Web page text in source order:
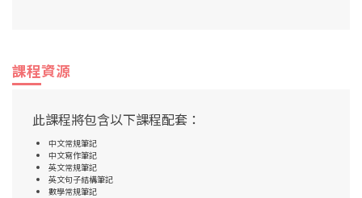
課程資源
此課程將包含以下課程配套：
中文常規筆記
中文寫作筆記
英文常規筆記
英文句子結構筆記
數學常規筆記